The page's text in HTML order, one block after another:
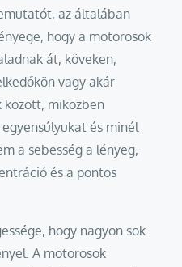
az általában
hogy a motorosok
át, köveken,
vagy akár
között, miközben
és minél
a sebesség a lényeg,
és a pontos
hogy nagyon sok
A motorosok